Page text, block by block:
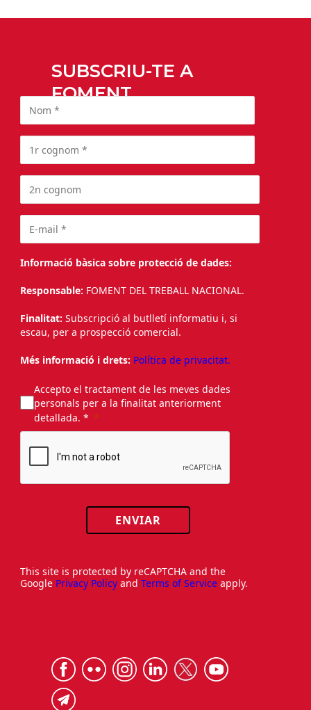
SUBSCRIU-TE A
FOMENT
Informació bàsica sobre protecció de dades:
Responsable: FOMENT DEL TREBALL NACIONAL.
Finalitat: Subscripció al butlletí informatiu i, si
escau, per a prospecció comercial.
Més informació i drets: Política de privacitat.
Accepto el tractament de les meves dades
personals per a la finalitat anteriorment
detallada. *
ENVIAR
This site is protected by reCAPTCHA and the
Google Privacy Policy and Terms of Service apply.